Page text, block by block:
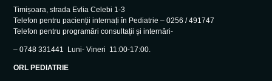
Timișoara, strada Evlia Celebi 1-3
Telefon pentru pacienții internați în Pediatrie – 0256 / 491747
Telefon pentru programări consultații și internări-
– 0748 331441 Luni- Vineri 11:00-17:00.
ORL PEDIATRIE